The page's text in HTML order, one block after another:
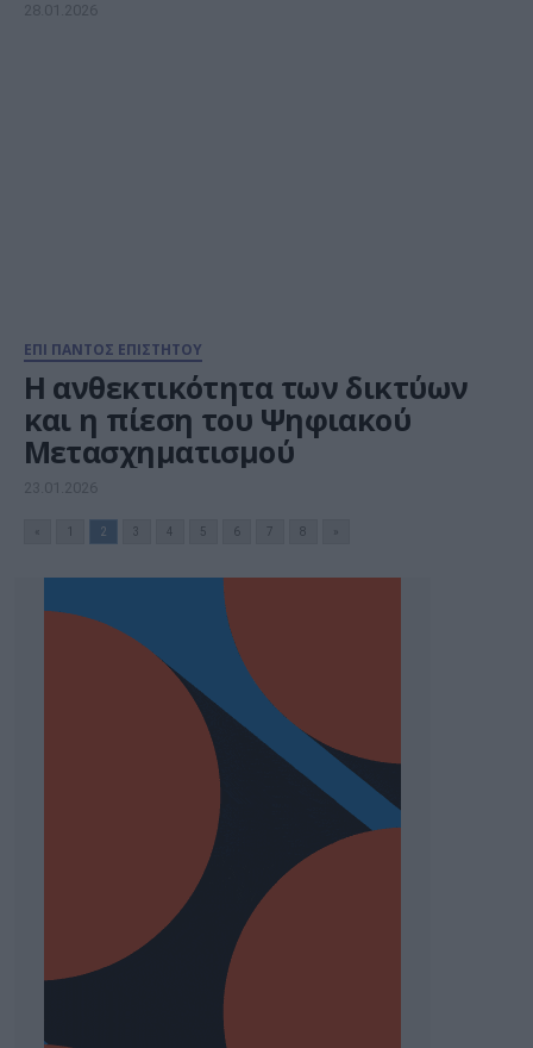
28.01.2026
ΕΠΙ ΠΑΝΤΟΣ ΕΠΙΣΤΗΤΟΥ
Η ανθεκτικότητα των δικτύων
και η πίεση του Ψηφιακού
Μετασχηματισμού
23.01.2026
2 3 4 5 6 7 8